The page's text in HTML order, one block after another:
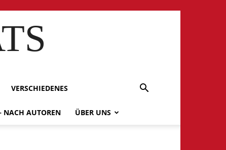
VERSCHIEDENES
NACH AUTOREN ÜBER UNS